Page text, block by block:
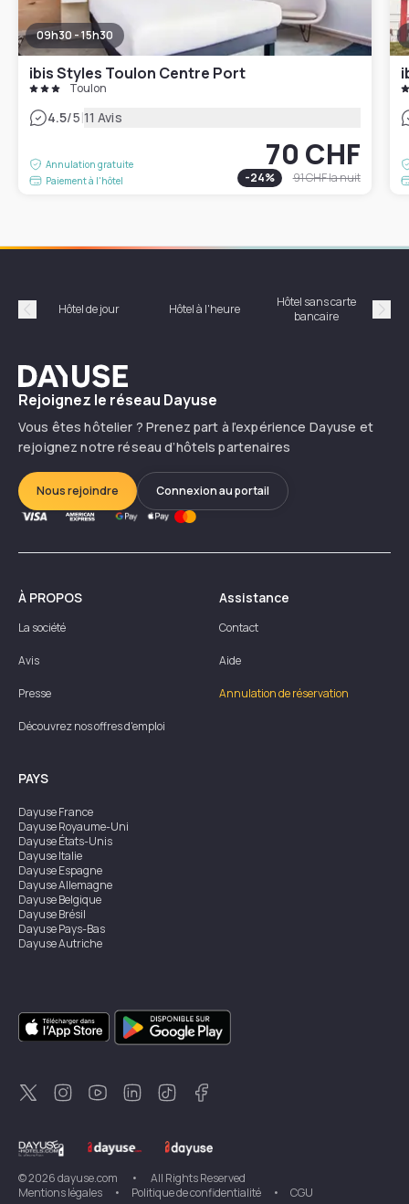
09h30 - 15h30
ibis Styles Toulon Centre Port
Toulon
4.5/5|11 Avis
Annulation gratuite
Paiement à l'hôtel
70 CHF
-24% 91 CHFla nuit
Précédent
Hôtel de jour Hôtel à l'heure
Hôtel sans carte
bancaire
Dayuse
Rejoignez le réseau Dayuse
Vous êtes hôtelier ? Prenez part à l’expérience Dayuse et
rejoignez notre réseau d’hôtels partenaires
Nous rejoindre Connexion au portail
À PROPOS
La société
Avis
Presse
Découvrez nos offres d'emploi
Assistance
Contact
Aide
Annulation de réservation
PAYS
DayuseFrance
DayuseRoyaume-Uni
DayuseÉtats-Unis
DayuseItalie
DayuseEspagne
DayuseAllemagne
DayuseBelgique
DayuseBrésil
DayusePays-Bas
DayuseAutriche
DayuseSingapour
DayuseSuède
DayuseThaïlande
DayuseNouvelle-Zélande
DayuseTurquie
©2026dayuse.com •
All Rights Reserved
Mentions légales
• Politique de confidentialité • CGU